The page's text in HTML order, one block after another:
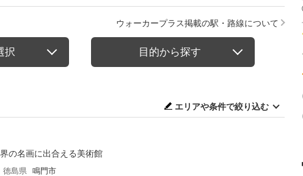
ウォーカープラス掲載の駅・路線について
択 目的から探す
エリアや条件で絞り込む
の名画に出合える美術館
徳島県 鳴門市